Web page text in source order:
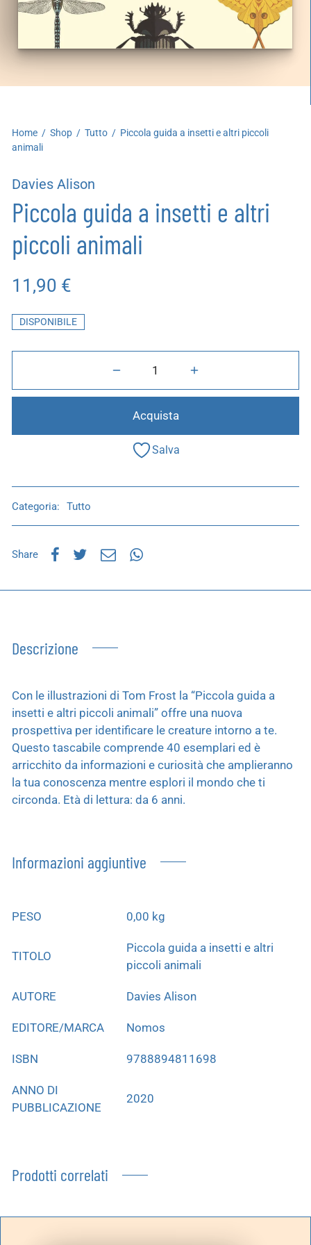
Home / Shop / Tutto / Piccola guida a insetti e altri piccoli
animali
Davies Alison
Piccola guida a insetti e altri
piccoli animali
11,90 €
DISPONIBILE
Acquista
Salva
Categoria: Tutto
Share
Descrizione
Con le illustrazioni di Tom Frost la “Piccola guida a
insetti e altri piccoli animali” offre una nuova
prospettiva per identificare le creature intorno a te.
Questo tascabile comprende 40 esemplari ed è
arricchito da informazioni e curiosità che amplieranno
la tua conoscenza mentre esplori il mondo che ti
circonda. Età di lettura: da 6 anni.
Informazioni aggiuntive
PESO 0,00 kg
TITOLO
Piccola guida a insetti e altri
piccoli animali
AUTORE Davies Alison
EDITORE/MARCA Nomos
ISBN 9788894811698
ANNO DI
PUBBLICAZIONE
2020
Prodotti correlati